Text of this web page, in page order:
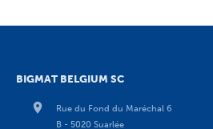
BIGMAT BELGIUM SC
Rue du Fond du Maréchal 6
B - 5020 Suarlée